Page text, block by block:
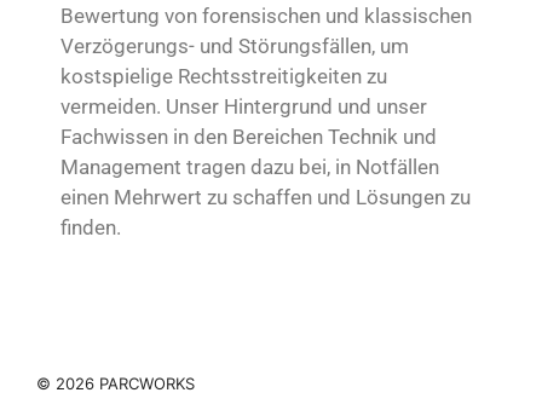
Bewertung von forensischen und klassischen
Verzögerungs- und Störungsfällen, um
kostspielige Rechtsstreitigkeiten zu
vermeiden. Unser Hintergrund und unser
Fachwissen in den Bereichen Technik und
Management tragen dazu bei, in Notfällen
einen Mehrwert zu schaffen und Lösungen zu
finden.
© 2026 PARCWORKS